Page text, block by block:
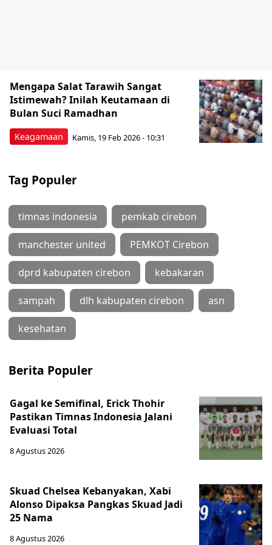
Keagamaan
Mengapa Salat Tarawih Sangat
Istimewah? Inilah Keutamaan di
Bulan Suci Ramadhan
Kamis, 19 Feb 2026 - 10:31
Tag Populer
timnas indonesia pemkab cirebon
manchester united PEMKOT Cirebon
dprd kabupaten cirebon kebakaran
sampah dlh kabupaten cirebon asn
kesehatan
Berita Populer
Gagal ke Semifinal, Erick Thohir
Pastikan Timnas Indonesia Jalani
Evaluasi Total
8 Agustus 2026
Skuad Chelsea Kebanyakan, Xabi
Alonso Dipaksa Pangkas Skuad Jadi
25 Nama
8 Agustus 2026